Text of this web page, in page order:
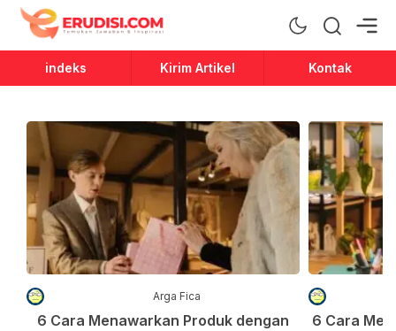
Erudisi
Temukan Jawaban dan Inspirasi
indeks Kirim Artikel Kontak
Arga Fica
6 Cara Menawarkan Produk dengan
6 Cara